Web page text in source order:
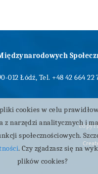
012 Łódź, Tel. +48 42 664 22
cookies w celu
z narzędzi analitycznych i
społecznościowych.
. Czy zgadzasz się na
plików cookies?